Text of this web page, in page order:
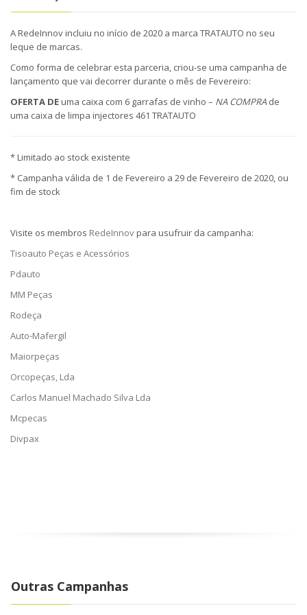
A RedeInnov incluiu no início de 2020 a marca TRATAUTO no seu
leque de marcas.
Como forma de celebrar esta parceria, criou-se uma campanha de
lançamento que vai decorrer durante o mês de Fevereiro:
OFERTA DEuma caixa com 6 garrafas de vinho – NA COMPRA de
uma caixa de limpa injectores 461 TRATAUTO
* Limitado ao stock existente
* Campanha válida de 1 de Fevereiro a 29 de Fevereiro de 2020, ou
fim de stock
Visite os membros RedeInnovpara usufruir da campanha:
Tisoauto Peças e Acessórios
Pdauto
MM Peças
Rodeça
Auto-Mafergil
Maiorpeças
Orcopeças, Lda
Carlos Manuel Machado Silva Lda
Mcpecas
Divpax
Outras Campanhas